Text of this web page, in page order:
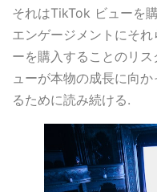
それはTikTok ビューを
エンゲージメントにそ
ーを購入することのリ
ューが本物の成長に向
るために読み続ける.